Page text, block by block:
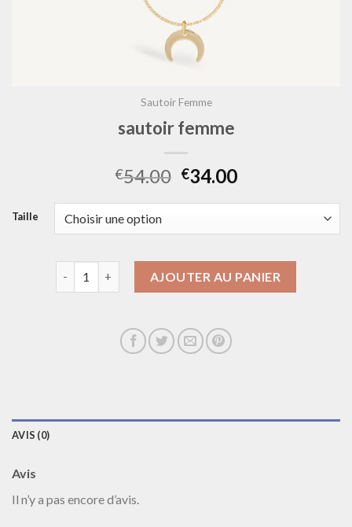
Sautoir Femme
sautoir femme
€54.00 €34.00
Taille
AJOUTER AU PANIER
AVIS (0)
Avis
Il n’y a pas encore d’avis.